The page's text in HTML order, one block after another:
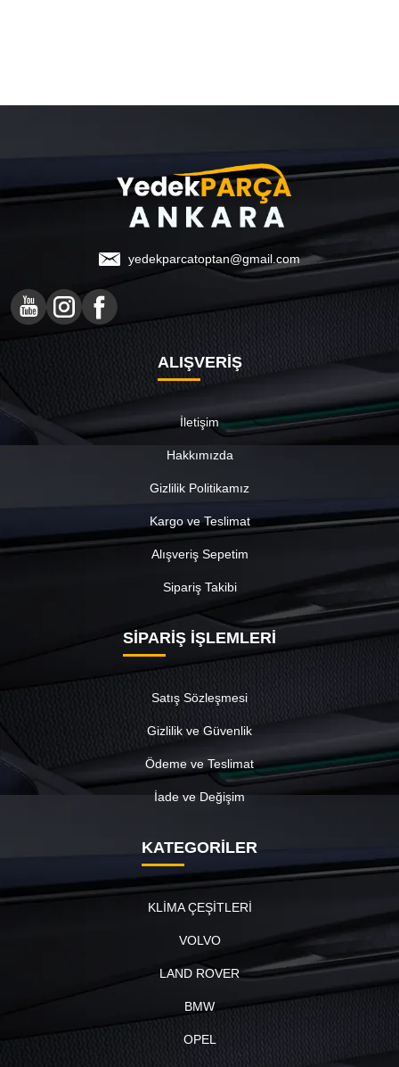
yedekparcatoptan@gmail.com
ALIŞVERİŞ
İletişim
Hakkımızda
Gizlilik Politikamız
Kargo ve Teslimat
Alışveriş Sepetim
Sipariş Takibi
SİPARİŞ İŞLEMLERİ
Satış Sözleşmesi
Gizlilik ve Güvenlik
Ödeme ve Teslimat
İade ve Değişim
KATEGORİLER
KLİMA ÇEŞİTLERİ
VOLVO
LAND ROVER
BMW
OPEL